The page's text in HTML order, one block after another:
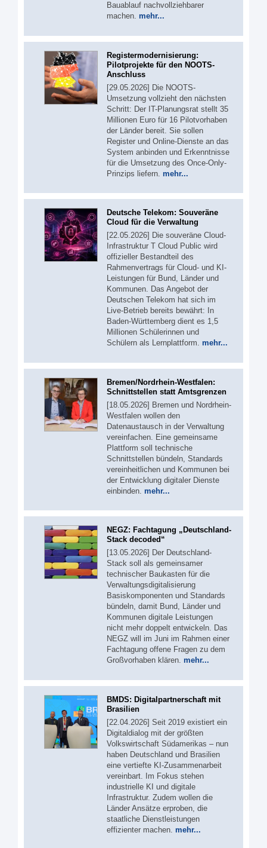
Bauablauf nachvollziehbarer
machen. mehr...
Registermodernisierung:
Pilotprojekte für den NOOTS-
Anschluss
[29.05.2026] Die NOOTS-
Umsetzung vollzieht den nächsten
Schritt: Der IT-Planungsrat stellt 35
Millionen Euro für 16 Pilotvorhaben
der Länder bereit. Sie sollen
Register und Online-Dienste an das
System anbinden und Erkenntnisse
für die Umsetzung des Once-Only-
Prinzips liefern. mehr...
Deutsche Telekom: Souveräne
Cloud für die Verwaltung
[22.05.2026] Die souveräne Cloud-
Infrastruktur T Cloud Public wird
offizieller Bestandteil des
Rahmenvertrags für Cloud- und KI-
Leistungen für Bund, Länder und
Kommunen. Das Angebot der
Deutschen Telekom hat sich im
Live-Betrieb bereits bewährt: In
Baden-Württemberg dient es 1,5
Millionen Schülerinnen und
Schülern als Lernplattform. mehr...
Bremen/Nordrhein-Westfalen:
Schnittstellen statt Amtsgrenzen
[18.05.2026] Bremen und Nordrhein-
Westfalen wollen den
Datenaustausch in der Verwaltung
vereinfachen. Eine gemeinsame
Plattform soll technische
Schnittstellen bündeln, Standards
vereinheitlichen und Kommunen bei
der Entwicklung digitaler Dienste
einbinden. mehr...
NEGZ: Fachtagung „Deutschland-
Stack decoded“
[13.05.2026] Der Deutschland-
Stack soll als gemeinsamer
technischer Baukasten für die
Verwaltungsdigitalisierung
Basiskomponenten und Standards
bündeln, damit Bund, Länder und
Kommunen digitale Leistungen
nicht mehr doppelt entwickeln. Das
NEGZ will im Juni im Rahmen einer
Fachtagung offene Fragen zu dem
Großvorhaben klären. mehr...
BMDS: Digitalpartnerschaft mit
Brasilien
[22.04.2026] Seit 2019 existiert ein
Digitaldialog mit der größten
Volkswirtschaft Südamerikas – nun
haben Deutschland und Brasilien
eine vertiefte KI-Zusammenarbeit
vereinbart. Im Fokus stehen
industrielle KI und digitale
Infrastruktur. Zudem wollen die
Länder Ansätze erproben, die
staatliche Dienstleistungen
effizienter machen. mehr...